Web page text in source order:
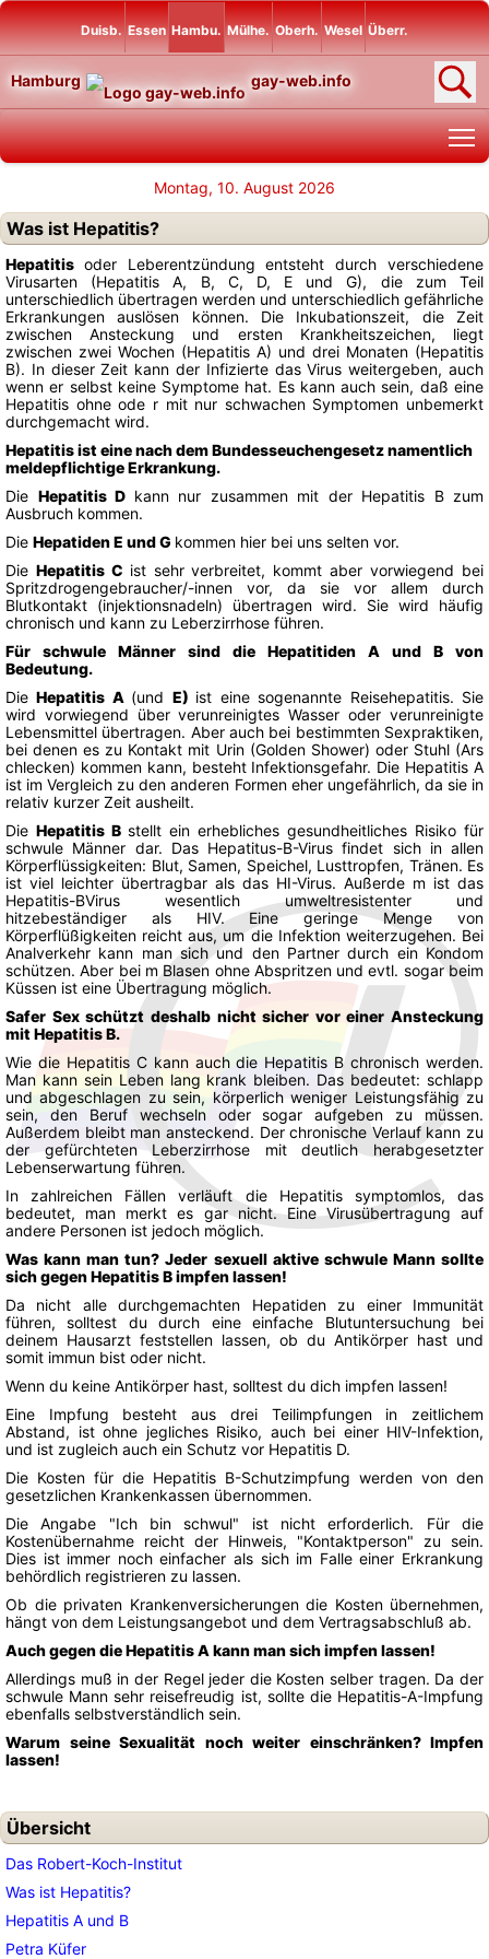
Duisb. Essen Hambu. Mülhe. Oberh. Wesel Überr.
Hamburg gay-web.info
Montag, 10. August 2026
Was ist Hepatitis?
Hepatitis oder Leberentzündung entsteht durch verschiedene
Virusarten (Hepatitis A, B, C, D, E und G), die zum Teil
unterschiedlich übertragen werden und unterschiedlich gefährliche
Erkrankungen auslösen können. Die Inkubationszeit, die Zeit
zwischen Ansteckung und ersten Krankheitszeichen, liegt
zwischen zwei Wochen (Hepatitis A) und drei Monaten (Hepatitis
B). In dieser Zeit kann der Infizierte das Virus weitergeben, auch
wenn er selbst keine Symptome hat. Es kann auch sein, daß eine
Hepatitis ohne ode r mit nur schwachen Symptomen unbemerkt
durchgemacht wird.
Hepatitis ist eine nach dem Bundesseuchengesetz namentlich
meldepflichtige Erkrankung.
Die Hepatitis D kann nur zusammen mit der Hepatitis B zum
Ausbruch kommen.
Die Hepatiden E und G kommen hier bei uns selten vor.
Die Hepatitis C ist sehr verbreitet, kommt aber vorwiegend bei
Spritzdrogengebraucher/-innen vor, da sie vor allem durch
Blutkontakt (injektionsnadeln) übertragen wird. Sie wird häufig
chronisch und kann zu Leberzirrhose führen.
Für schwule Männer sind die Hepatitiden A und B von
Bedeutung.
DieHepatitis A (und E) ist eine sogenannte Reisehepatitis. Sie
wird vorwiegend über verunreinigtes Wasser oder verunreinigte
Lebensmittel übertragen. Aber auch bei bestimmten Sexpraktiken,
bei denen es zu Kontakt mit Urin (Golden Shower) oder Stuhl (Ars
chlecken) kommen kann, besteht Infektionsgefahr. Die Hepatitis A
ist im Vergleich zu den anderen Formen eher ungefährlich, da sie in
relativ kurzer Zeit ausheilt.
Die Hepatitis B stellt ein erhebliches gesundheitliches Risiko für
schwule Männer dar. Das Hepatitus-B-Virus findet sich in allen
Körperflüssigkeiten: Blut, Samen, Speichel, Lusttropfen, Tränen. Es
ist viel leichter übertragbar als das HI-Virus. Außerde m ist das
Hepatitis-BVirus wesentlich umweltresistenter und
hitzebeständiger als HIV. Eine geringe Menge von
Körperflüßigkeiten reicht aus, um die Infektion weiterzugehen. Bei
Analverkehr kann man sich und den Partner durch ein Kondom
schützen. Aber bei m Blasen ohne Abspritzen und evtl. sogar beim
Küssen ist eine Übertragung möglich.
Safer Sex schützt deshalb nicht sicher vor einer Ansteckung
mit Hepatitis B.
Wie die Hepatitis C kann auch die Hepatitis B chronisch werden.
Man kann sein Leben lang krank bleiben. Das bedeutet: schlapp
und abgeschlagen zu sein, körperlich weniger Leistungsfähig zu
sein, den Beruf wechseln oder sogar aufgeben zu müssen.
Außerdem bleibt man ansteckend. Der chronische Verlauf kann zu
der gefürchteten Leberzirrhose mit deutlich herabgesetzter
Lebenserwartung führen.
In zahlreichen Fällen verläuft die Hepatitis symptomlos, das
bedeutet, man merkt es gar nicht. Eine Virusübertragung auf
andere Personen ist jedoch möglich.
Was kann man tun? Jeder sexuell aktive schwule Mann sollte
sich gegen Hepatitis B impfen lassen!
Da nicht alle durchgemachten Hepatiden zu einer Immunität
führen, solltest du durch eine einfache Blutuntersuchung bei
deinem Hausarzt feststellen lassen, ob du Antikörper hast und
somit immun bist oder nicht.
Wenn du keine Antikörper hast, solltest du dich impfen lassen!
Eine Impfung besteht aus drei Teilimpfungen in zeitlichem
Abstand, ist ohne jegliches Risiko, auch bei einer HIV-Infektion,
und ist zugleich auch ein Schutz vor Hepatitis D.
Die Kosten für die Hepatitis B-Schutzimpfung werden von den
gesetzlichen Krankenkassen übernommen.
Die Angabe "Ich bin schwul" ist nicht erforderlich. Für die
Kostenübernahme reicht der Hinweis, "Kontaktperson" zu sein.
Dies ist immer noch einfacher als sich im Falle einer Erkrankung
behördlich registrieren zu lassen.
Ob die privaten Krankenversicherungen die Kosten übernehmen,
hängt von dem Leistungsangebot und dem Vertragsabschluß ab.
Auch gegen die Hepatitis A kann man sich impfen lassen!
Allerdings muß in der Regel jeder die Kosten selber tragen. Da der
schwule Mann sehr reisefreudig ist, sollte die Hepatitis-A-Impfung
ebenfalls selbstverständlich sein.
Warum seine Sexualität noch weiter einschränken? Impfen
lassen!
Übersicht
Das Robert-Koch-Institut
Was ist Hepatitis?
Hepatitis A und B
Petra Küfer